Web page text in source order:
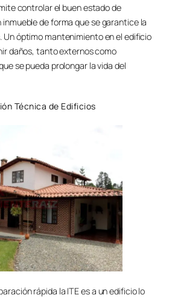
controlar el buen estado de
de forma que se garantice la
Un óptimo mantenimiento en el edificio
daños, tanto externos como
se pueda prolongar la vida del
Técnica de Edificios
rápida la ITE es a un edificio lo